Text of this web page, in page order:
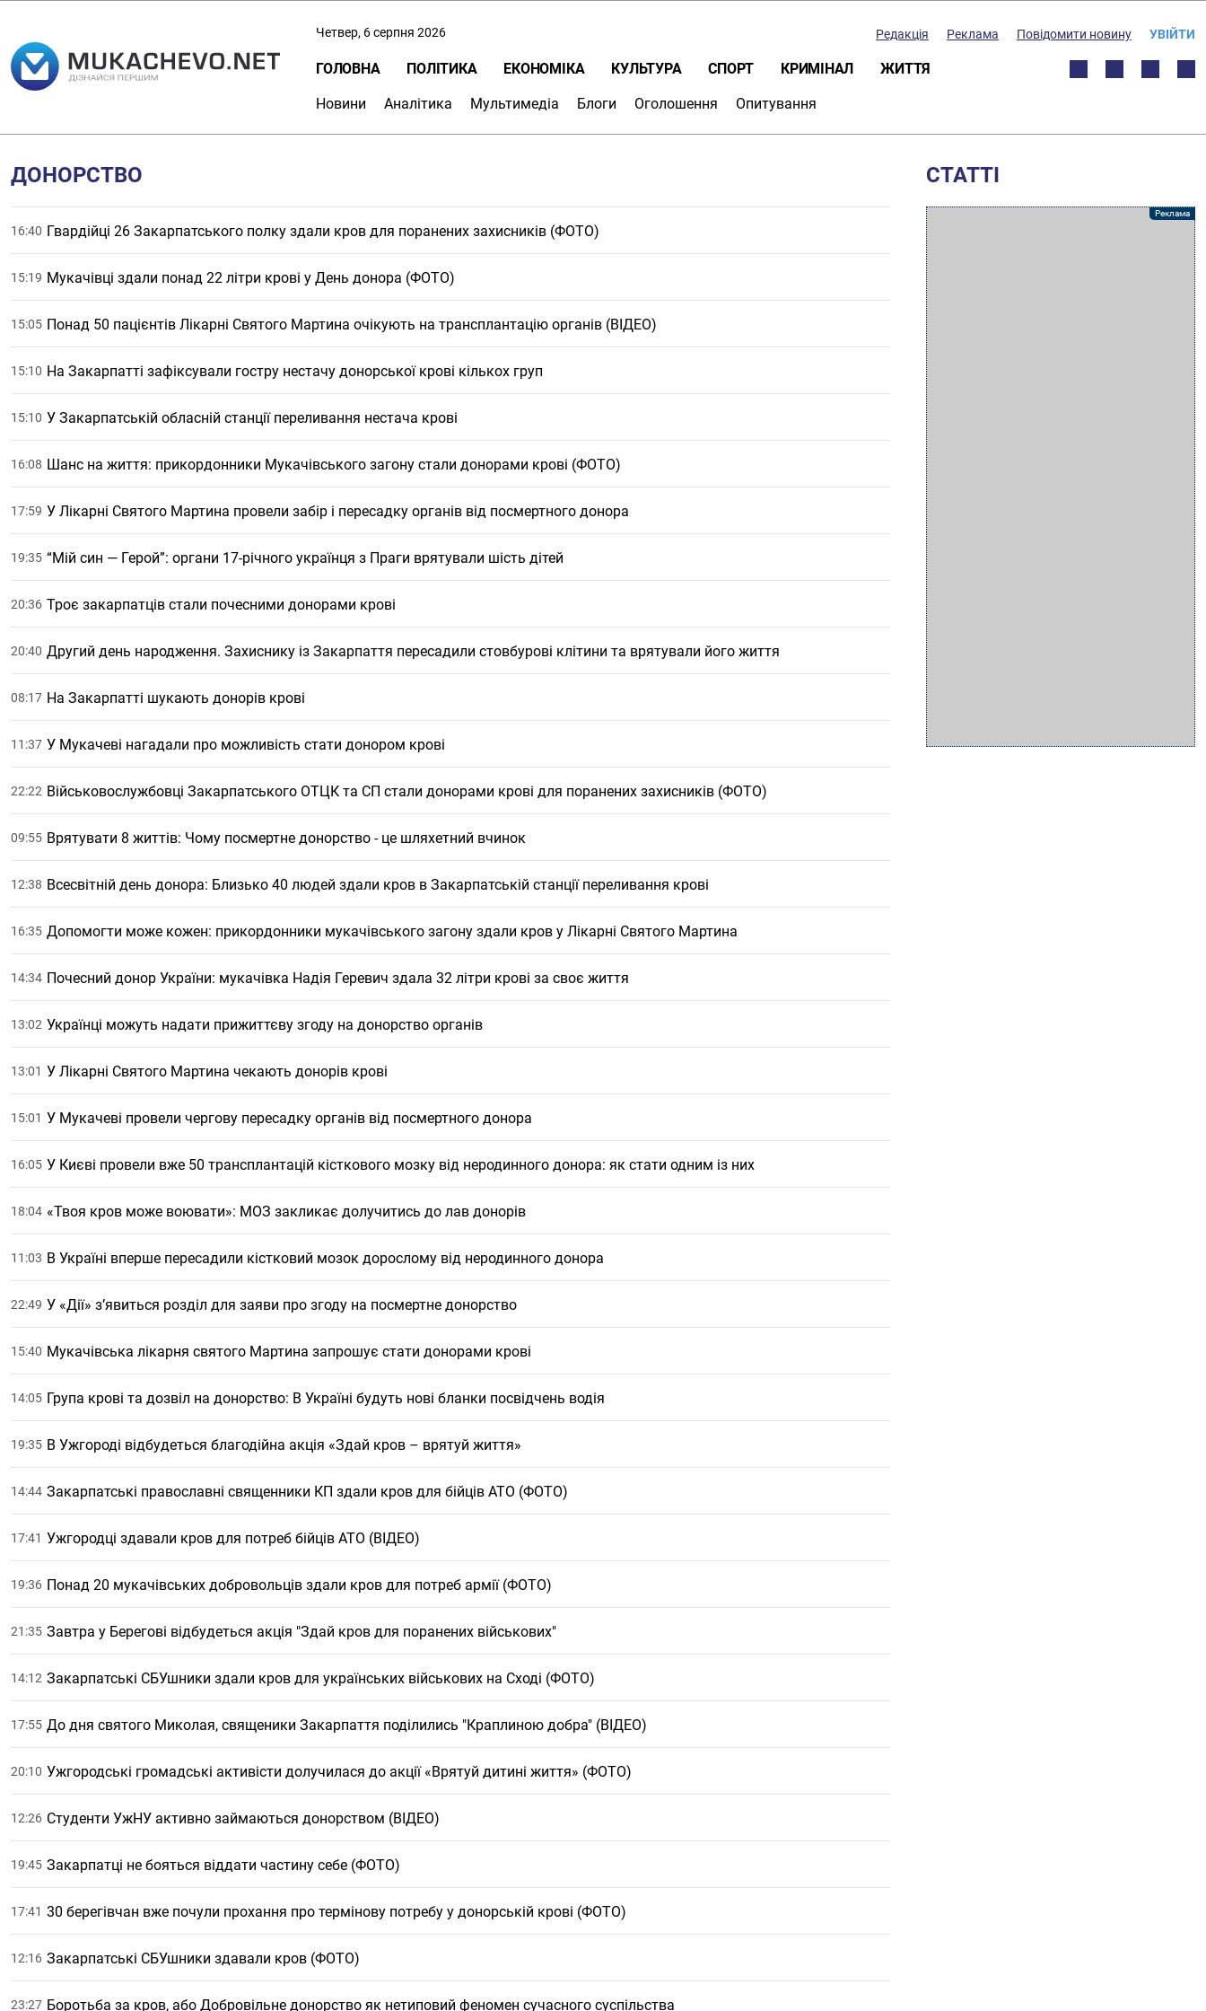
Четвер, 6 серпня 2026 Редакція Реклама Повідомити новину УВІЙТИ
ГОЛОВНА ПОЛІТИКА ЕКОНОМІКА КУЛЬТУРА СПОРТ КРИМІНАЛ ЖИТТЯ
Новини Аналітика Мультимедіа Блоги Оголошення Опитування
ДОНОРСТВО
16:40 Гвардійці 26 Закарпатського полку здали кров для поранених захисників (ФОТО)
15:19 Мукачівці здали понад 22 літри крові у День донора (ФОТО)
15:05 Понад 50 пацієнтів Лікарні Святого Мартина очікують на трансплантацію органів (ВІДЕО)
15:10 На Закарпатті зафіксували гостру нестачу донорської крові кількох груп
15:10 У Закарпатській обласній станції переливання нестача крові
16:08 Шанс на життя: прикордонники Мукачівського загону стали донорами крові (ФОТО)
17:59 У Лікарні Святого Мартина провели забір і пересадку органів від посмертного донора
19:35 “Мій син — Герой”: органи 17-річного українця з Праги врятували шість дітей
20:36 Троє закарпатців стали почесними донорами крові
20:40 Другий день народження. Захиснику із Закарпаття пересадили стовбурові клітини та врятували його життя
08:17 На Закарпатті шукають донорів крові
11:37 У Мукачеві нагадали про можливість стати донором крові
22:22 Військовослужбовці Закарпатського ОТЦК та СП стали донорами крові для поранених захисників (ФОТО)
09:55 Врятувати 8 життів: Чому посмертне донорство - це шляхетний вчинок
12:38 Всесвітній день донора: Близько 40 людей здали кров в Закарпатській станції переливання крові
16:35 Допомогти може кожен: прикордонники мукачівського загону здали кров у Лікарні Святого Мартина
14:34 Почесний донор України: мукачівка Надія Геревич здала 32 літри крові за своє життя
13:02 Українці можуть надати прижиттєву згоду на донорство органів
13:01 У Лікарні Святого Мартина чекають донорів крові
15:01 У Мукачеві провели чергову пересадку органів від посмертного донора
16:05 У Києві провели вже 50 трансплантацій кісткового мозку від неродинного донора: як стати одним із них
18:04 «Твоя кров може воювати»: МОЗ закликає долучитись до лав донорів
11:03 В Україні вперше пересадили кістковий мозок дорослому від неродинного донора
22:49 У «Дії» з’явиться розділ для заяви про згоду на посмертне донорство
15:40 Мукачівська лікарня святого Мартина запрошує стати донорами крові
14:05 Група крові та дозвіл на донорство: В Україні будуть нові бланки посвідчень водія
19:35 В Ужгороді відбудеться благодійна акція «Здай кров – врятуй життя»
14:44 Закарпатські православні священники КП здали кров для бійців АТО (ФОТО)
17:41 Ужгородці здавали кров для потреб бійців АТО (ВІДЕО)
19:36 Понад 20 мукачівських добровольців здали кров для потреб армії (ФОТО)
21:35 Завтра у Берегові відбудеться акція "Здай кров для поранених військових"
14:12 Закарпатські СБУшники здали кров для українських військових на Сході (ФОТО)
17:55 До дня святого Миколая, священики Закарпаття поділились "Краплиною добра" (ВІДЕО)
20:10 Ужгородські громадські активісти долучилася до акції «Врятуй дитині життя» (ФОТО)
12:26 Студенти УжНУ активно займаються донорством (ВІДЕО)
19:45 Закарпатці не бояться віддати частину себе (ФОТО)
17:41 30 берегівчан вже почули прохання про термінову потребу у донорській крові (ФОТО)
12:16 Закарпатські СБУшники здавали кров (ФОТО)
23:27 Боротьба за кров, або Добровільне донорство як нетиповий феномен сучасного суспільства
СТАТТІ